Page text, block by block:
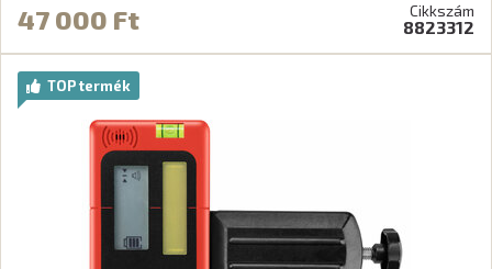
47 000 Ft Cikkszám
8823312
TOP termék